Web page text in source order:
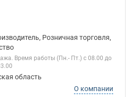
Розничная торговля,
Время работы (Пн.- Пт.) с 08.00 до
область
О компании